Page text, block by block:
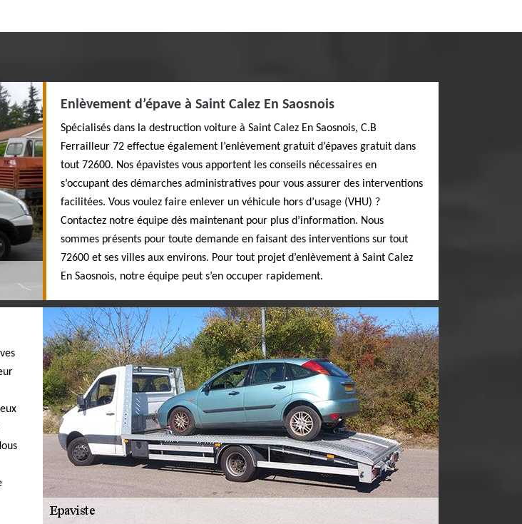
Enlèvement d’épave à Saint Calez En Saosnois
Spécialisés dans la destruction voiture à Saint Calez En Saosnois, C.B
Ferrailleur 72 effectue également l’enlèvement gratuit d’épaves gratuit dans
tout 72600. Nos épavistes vous apportent les conseils nécessaires en
s’occupant des démarches administratives pour vous assurer des interventions
facilitées. Vous voulez faire enlever un véhicule hors d’usage (VHU) ?
Contactez notre équipe dès maintenant pour plus d’information. Nous
sommes présents pour toute demande en faisant des interventions sur tout
72600 et ses villes aux environs. Pour tout projet d’enlèvement à Saint Calez
En Saosnois, notre équipe peut s’en occuper rapidement.